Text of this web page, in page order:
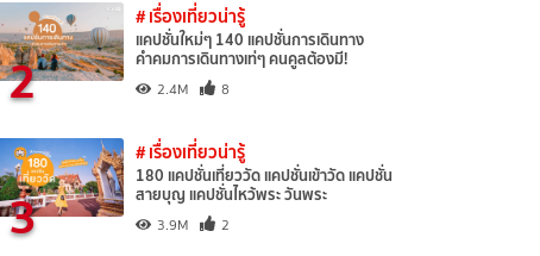
2
# เรื่องเที่ยวน่ารู้
แคปชั่นใหม่ๆ 140 แคปชั่นการเดินทาง
คำคมการเดินทางเท่ๆ คนคูลต้องมี!
2.4M 8
3
# เรื่องเที่ยวน่ารู้
180 แคปชั่นเที่ยววัด แคปชั่นเข้าวัด แคปชั่น
สายบุญ แคปชั่นไหว้พระ วันพระ
3.9M 2